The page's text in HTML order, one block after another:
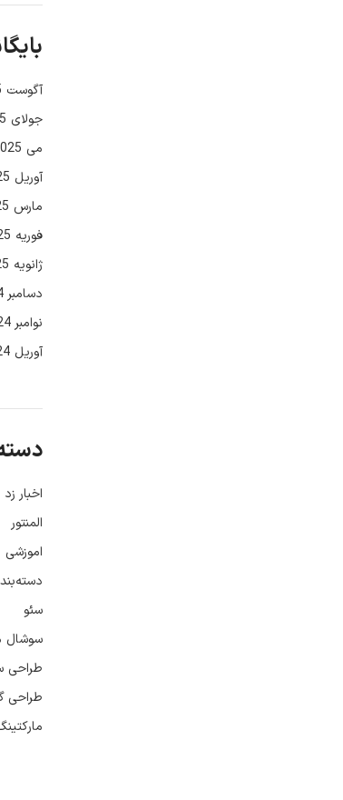
آگوست 2025
جولای 2025
می 2025
آوریل 2025
مارس 2025
فوریه 2025
ژانویه 2025
دسامبر 2024
نوامبر 2024
آوریل 2024
اخبار زد
المنتور
اموزشی
سئو
سوشال
طراحی
طراحی